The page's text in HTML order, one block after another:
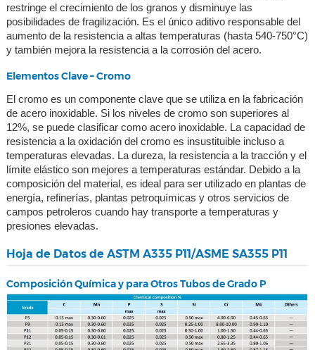
restringe el crecimiento de los granos y disminuye las
posibilidades de fragilización. Es el único aditivo responsable del
aumento de la resistencia a altas temperaturas (hasta 540-750°C)
y también mejora la resistencia a la corrosión del acero.
Elementos Clave – Cromo
El cromo es un componente clave que se utiliza en la fabricación
de acero inoxidable. Si los niveles de cromo son superiores al
12%, se puede clasificar como acero inoxidable. La capacidad de
resistencia a la oxidación del cromo es insustituible incluso a
temperaturas elevadas. La dureza, la resistencia a la tracción y el
límite elástico son mejores a temperaturas estándar. Debido a la
composición del material, es ideal para ser utilizado en plantas de
energía, refinerías, plantas petroquímicas y otros servicios de
campos petroleros cuando hay transporte a temperaturas y
presiones elevadas.
Hoja de Datos de ASTM A335 P11/ASME SA355 P11
Composición Química y para Otros Tubos de Grado P